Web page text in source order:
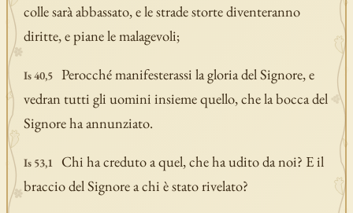
colle sarà abbassato, e le strade storte diventeranno
diritte, e piane le malagevoli;
Is 40,5
Perocché manifesterassi la gloria del Signore, e
vedran tutti gli uomini insieme quello, che la bocca del
Signore ha annunziato.
Is 53,1
Chi ha creduto a quel, che ha udito da noi? E il
braccio del Signore a chi è stato rivelato?